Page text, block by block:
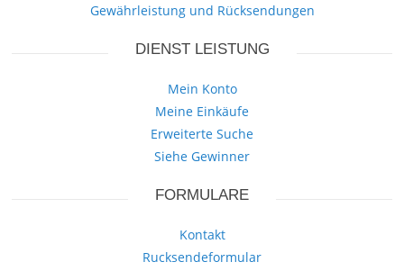
Gewährleistung und Rücksendungen
DIENST LEISTUNG
Mein Konto
Meine Einkäufe
Erweiterte Suche
Siehe Gewinner
FORMULARE
Kontakt
Rucksendeformular